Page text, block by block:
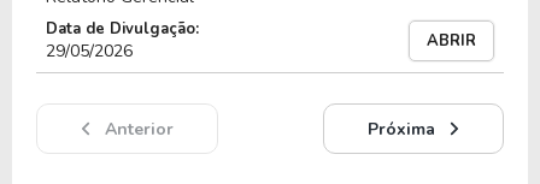
Misa – CE
EKKO Group - 47ª e 48ª Série/1ª Emissão – SP
Finvest – MG
Data de Divulgação:
29/05/2026 ABRIR
Anterior Próxima